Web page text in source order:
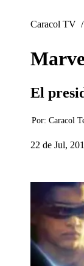
Caracol TV /
El
Por: Caracol
22 de Jul,